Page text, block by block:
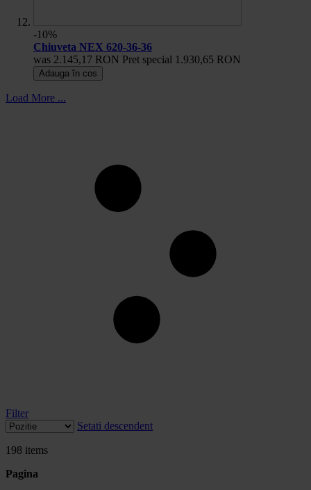
-10%
Chiuveta NEX 620-36-36
was 2.145,17 RON Pret special 1.930,65 RON
Adauga în cos
Load More ...
Filter
Setati descendent
198 items
Pagina